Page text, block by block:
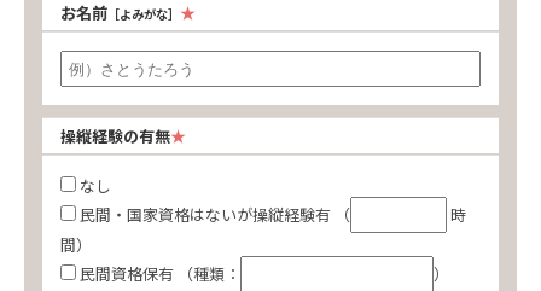
お名前 ［よみがな］
操縦経験の有無
なし
民間・国家資格はないが操縦経験有 （
時
間）
民間資格保有 （種類：
）